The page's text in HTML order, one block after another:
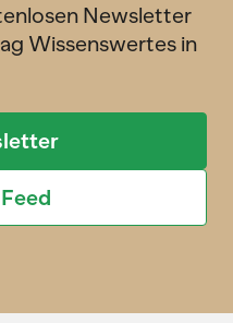
Newsletter
Wissenswertes in